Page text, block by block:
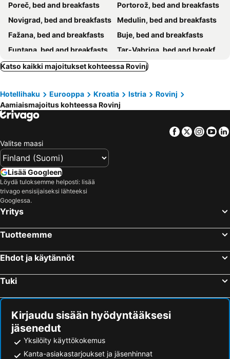
Poreč, bed and breakfasts
Portorož, bed and breakfasts
Novigrad, bed and breakfasts
Medulin, bed and breakfasts
Fažana, bed and breakfasts
Buje, bed and breakfasts
Funtana, bed and breakfasts
Tar-Vabriga, bed and breakfasts
Labin, bed and breakfasts
Premantura, bed and breakfasts
Vodnjan, bed and breakfasts
Sečovlje, bed and breakfasts
Vrsar, bed and breakfasts
Cerovlje, bed and breakfasts
Zambratija, bed and breakfasts
Karigador, bed and breakfasts
Jagodje, bed and breakfasts
Bale, bed and breakfasts
Lucija, bed and breakfasts
Višnjan, bed and breakfasts
Pavićini, bed and breakfasts
Kaštelir-Labinci, bed and breakfasts
Katso kaikki majoitukset kohteessa Rovinj
Hotellihaku Eurooppa Kroatia Istria
Rovinj
Aamiaismajoitus kohteessa Rovinj
Facebook
Twitter
Valitse maasi
Lisää Googleen
Löydä tuloksemme helposti: lisää
trivago ensisijaiseksi lähteeksi
Googlessa.
Yritys
Tuotteemme
Ehdot ja käytännöt
Tuki
Kirjaudu sisään hyödyntääksesi
jäsenedut
Yksilöity käyttökokemus
Kanta-asiakastarjoukset ja jäsenhinnat